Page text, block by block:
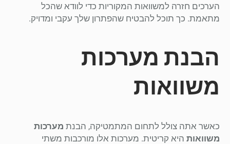
הערכים חזרה למשוואות המקוריות כדי לוודא שהכל
מתאמת. כך תוכל להבטיח שהפתרון שלך עקבי ומדויק.
הבנת מערכות
משוואות
כאשר אתה צולל לתחום המתמטיקה, הבנת מערכות
משוואות היא קריטית. מערכות אלו מורכבות משתי